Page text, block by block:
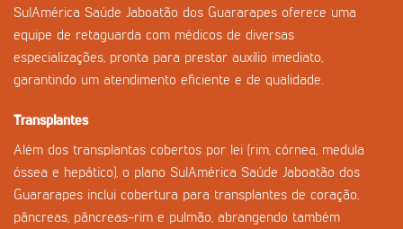
SulAmérica Saúde Jaboatão dos Guararapes oferece uma
equipe de retaguarda com médicos de diversas
especializações, pronta para prestar auxílio imediato,
garantindo um atendimento eficiente e de qualidade.
Transplantes
Além dos transplantas cobertos por lei (rim, córnea, medula
óssea e hepático), o plano SulAmérica Saúde Jaboatão dos
Guararapes inclui cobertura para transplantes de coração,
pâncreas, pâncreas-rim e pulmão, abrangendo também